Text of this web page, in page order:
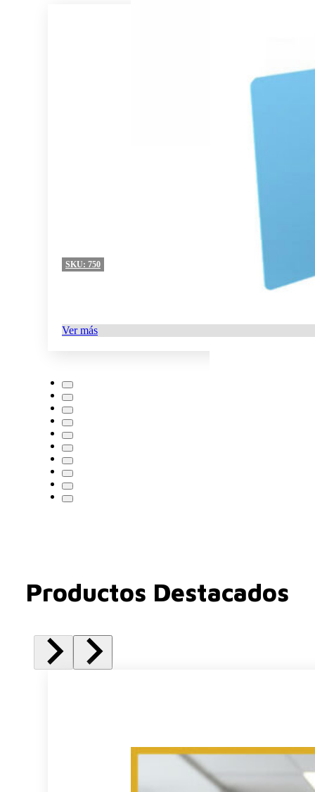
SKU: 750
Ver más
Productos Destacados